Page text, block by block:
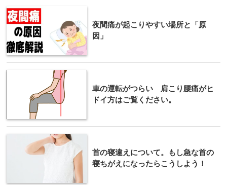
夜間痛が起こりやすい場所と「原
因」
車の運転がつらい 肩こり腰痛がヒ
ドイ方はご覧ください。
首の寝違えについて。もし急な首の
寝ちがえになったらこうしよう！